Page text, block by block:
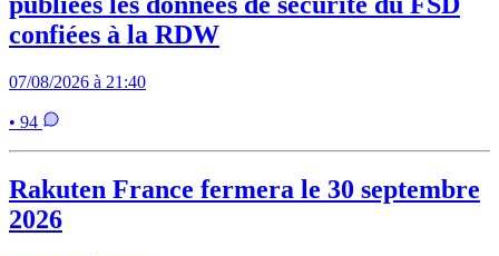
confiées à la RDW
07/08/2026 à 21:40
• 94
Rakuten France fermera le 30 septembre
2026